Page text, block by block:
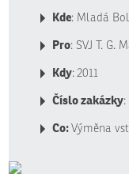
Kde: Mladá
Pro: SVJ T. G.
Kdy:2011
Číslo zakázky
Co:Výměna